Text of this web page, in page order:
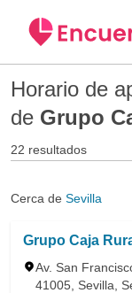
Horario de
de Grupo
22 resultados
Cerca de Sevilla
Grupo Caja
Av. San
41005, Sevilla,